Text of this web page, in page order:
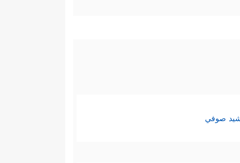
مصدِّقا تماما للتوراة فلا حاجة
صوفي